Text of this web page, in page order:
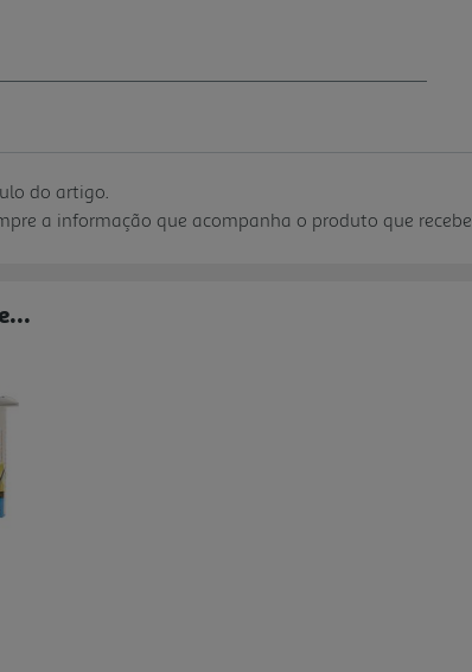
do artigo.
a informação que acompanha o produto que recebe.